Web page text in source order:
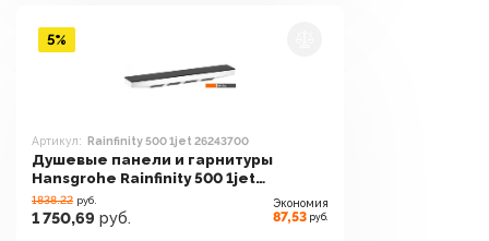
Артикул: Rainfinity 500 1jet 26243700
Душевые панели и гарнитуры
Hansgrohe Rainfinity 500 1jet
26243700
1838.22 руб.
1 750,69 руб.
Экономия
87,53 руб.
5%